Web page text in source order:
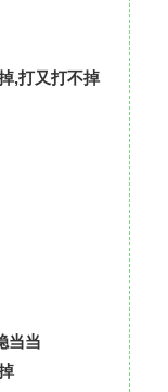
,打又打不掉
当